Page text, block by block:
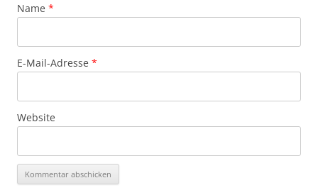
Name *
E-Mail-Adresse *
Website